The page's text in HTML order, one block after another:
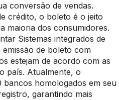
conversão de vendas.
crédito, o boleto é o jeito
maioria dos consumidores.
Sistemas integrados de
de boleto com
estejam de acordo com as
país. Atualmente, o
bancos homologados em seu
garantindo mais